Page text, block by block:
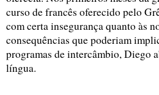
curso de francês oferecido pelo
com certa insegurança quanto às
consequências que poderiam
programas de intercâmbio, Diego
língua.